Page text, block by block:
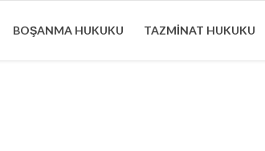
BOŞANMA HUKUKU TAZMINAT HUKUKU